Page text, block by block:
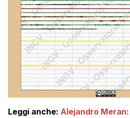
Leggi anche: Alejandro